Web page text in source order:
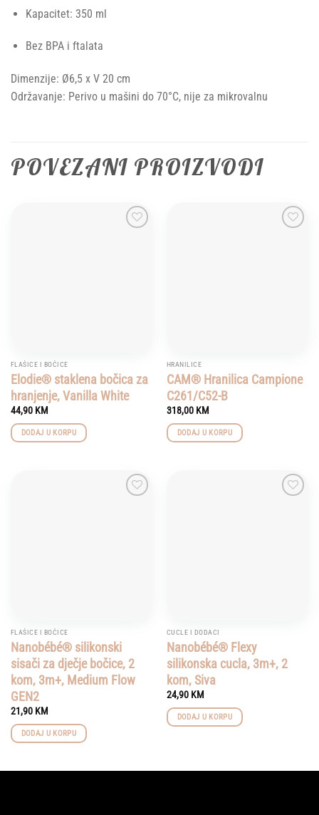
Kapacitet: 350 ml
Bez BPA i ftalata
Dimenzije: Ø6,5 x V 20 cm
Održavanje: Perivo u mašini do 70°C, nije za mikrovalnu
POVEZANI PROIZVODI
FLAŠICE I BOČICE
Elodie® staklena bočica za
hranjenje, Vanilla White
44,90 KM
DODAJ U KORPU
HRANILICE
CAM® Hranilica Campione
C261/C52-B
318,00 KM
DODAJ U KORPU
FLAŠICE I BOČICE
Nanobébé® silikonski
sisači za dječje bočice, 2
kom, 3m+, Medium Flow
GEN2
21,90 KM
DODAJ U KORPU
CUCLE I DODACI
Nanobébé® Flexy
silikonska cucla, 3m+, 2
kom, Siva
24,90 KM
DODAJ U KORPU